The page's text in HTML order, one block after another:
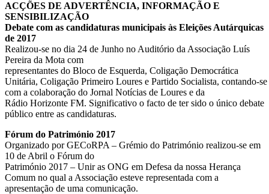
ACÇÕES DE ADVERTÊNCIA, INFORMAÇÃO E
SENSIBILIZAÇÃO
Debate com as candidaturas municipais às Eleições Autárquicas
de 2017
Realizou-se no dia 24 de Junho no Auditório da Associação Luís
Pereira da Mota com
representantes do Bloco de Esquerda, Coligação Democrática
Unitária, Coligação Primeiro Loures e Partido Socialista, contando-se
com a colaboração do Jornal Notícias de Loures e da
Rádio Horizonte FM. Significativo o facto de ter sido o único debate
público entre as candidaturas.
Fórum do Património 2017
Organizado por GECoRPA – Grémio do Património realizou-se em
10 de Abril o Fórum do
Património 2017 – Unir as ONG em Defesa da nossa Herança
Comum no qual a Associação esteve representada com a
apresentação de uma comunicação.